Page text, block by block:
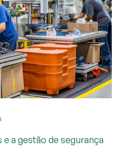
a gestão de segurança